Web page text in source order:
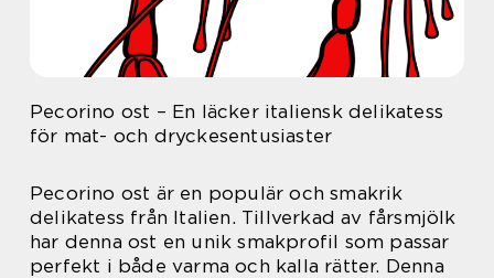
Pecorino ost – En läcker italiensk delikatess
för mat- och dryckesentusiaster
Pecorino ost är en populär och smakrik
delikatess från Italien. Tillverkad av fårsmjölk
har denna ost en unik smakprofil som passar
perfekt i både varma och kalla rätter. Denna